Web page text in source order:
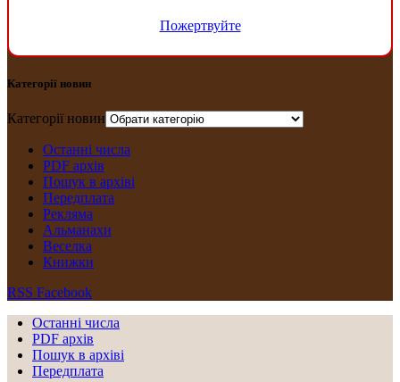
Пожертвуйте
Категорії новин
Категорії новин
Останні числа
PDF архів
Пошук в архіві
Передплата
Рекляма
Альманахи
Веселка
Книжки
RSS Facebook
Останні числа
PDF архів
Пошук в архіві
Передплата